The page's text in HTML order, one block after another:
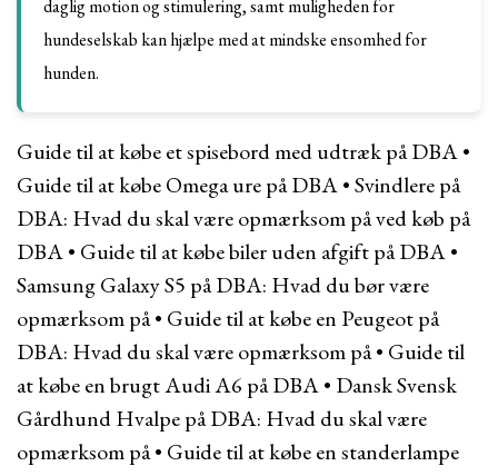
daglig motion og stimulering, samt muligheden for
hundeselskab kan hjælpe med at mindske ensomhed for
hunden.
Guide til at købe et spisebord med udtræk på DBA•
Guide til at købe Omega ure på DBA•Svindlere på
DBA: Hvad du skal være opmærksom på ved køb på
DBA• Guide til at købe biler uden afgift på DBA•
Samsung Galaxy S5 på DBA: Hvad du bør være
opmærksom på• Guide til at købe en Peugeot på
DBA: Hvad du skal være opmærksom på• Guide til
at købe en brugt Audi A6 på DBA• Dansk Svensk
Gårdhund Hvalpe på DBA: Hvad du skal være
opmærksom på• Guide til at købe en standerlampe